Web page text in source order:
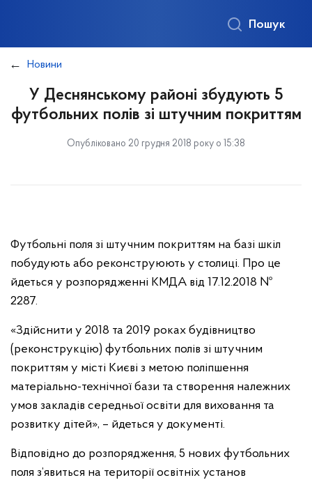
Пошук
Новини
У Деснянському районі збудують 5
футбольних полів зі штучним покриттям
Опубліковано 20 грудня 2018 року о 15:38
Футбольні поля зі штучним покриттям на базі шкіл
побудують або реконструюють у столиці. Про це
йдеться у розпорядженні КМДА від 17.12.2018 №
2287.
«Здійснити у 2018 та 2019 роках будівництво
(реконструкцію) футбольних полів зі штучним
покриттям у місті Києві з метою поліпшення
матеріально-технічної бази та створення належних
умов закладів середньої освіти для виховання та
розвитку дітей», – йдеться у документі.
Відповідно до розпорядження, 5 нових футбольних
поля з’явиться на території освітніх установ